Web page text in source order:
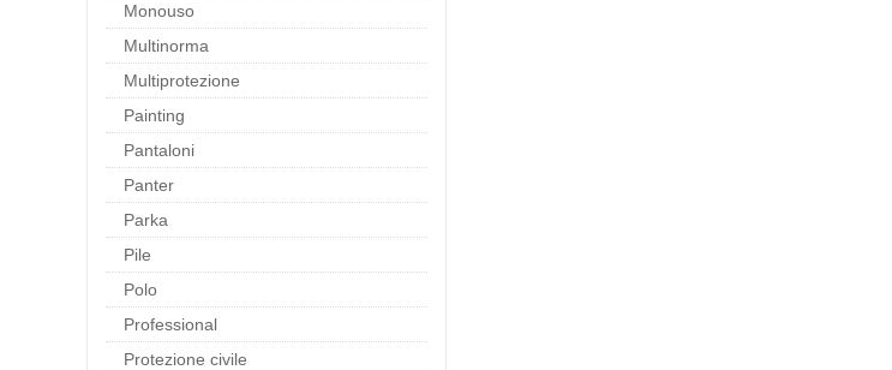
Monouso
Multinorma
Multiprotezione
Painting
Pantaloni
Panter
Parka
Pile
Polo
Professional
Protezione civile